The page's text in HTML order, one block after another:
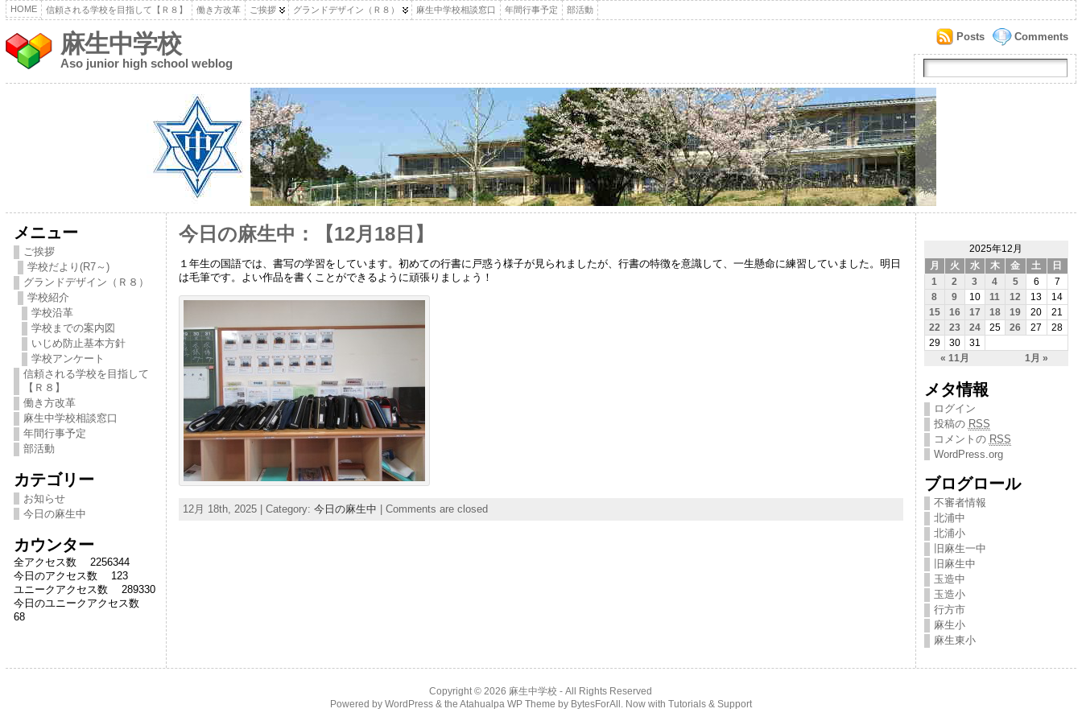
HOME 信頼される学校を目指して【Ｒ８】 働き方改革 ご挨拶 グランドデザイン（Ｒ８） 麻生中学校相談窓口 年間行事予定 部活動
麻生中学校
Aso junior high school weblog
Comments
Posts
メニュー
ご挨拶
学校だより(R7～)
グランドデザイン（Ｒ８）
学校紹介
学校沿革
学校までの案内図
いじめ防止基本方針
学校アンケート
信頼される学校を目指して
【Ｒ８】
働き方改革
麻生中学校相談窓口
年間行事予定
部活動
カテゴリー
お知らせ
今日の麻生中
カウンター
全アクセス数 2256344
今日のアクセス数 123
ユニークアクセス数 289330
今日のユニークアクセス数
68
今日の麻生中：【12月18日】
１年生の国語では、書写の学習をしています。初めての行書に戸惑う様子が見られましたが、行書の特徴を意識して、一生懸命に練習していました。明日
は毛筆です。よい作品を書くことができるように頑張りましょう！
12月 18th, 2025 | Category: 今日の麻生中 Comments are closed
2025年12月
月
火 水 木 金 土 日
« 11月 1月 »
1 2 3 4 5 6
7
8
9 10 11 12 13
14
15
16 17 18 19 20
21
22
23 24 25 26 27
28
29
30 31
メタ情報
ログイン
投稿の RSS
コメントの RSS
WordPress.org
ブログロール
不審者情報
北浦中
北浦小
旧麻生一中
旧麻生中
玉造中
玉造小
行方市
麻生小
麻生東小
Copyright © 2026 麻生中学校 - All Rights Reserved
Powered by WordPress& the Atahualpa WP Theme by BytesForAll . Now with Tutorials & Support